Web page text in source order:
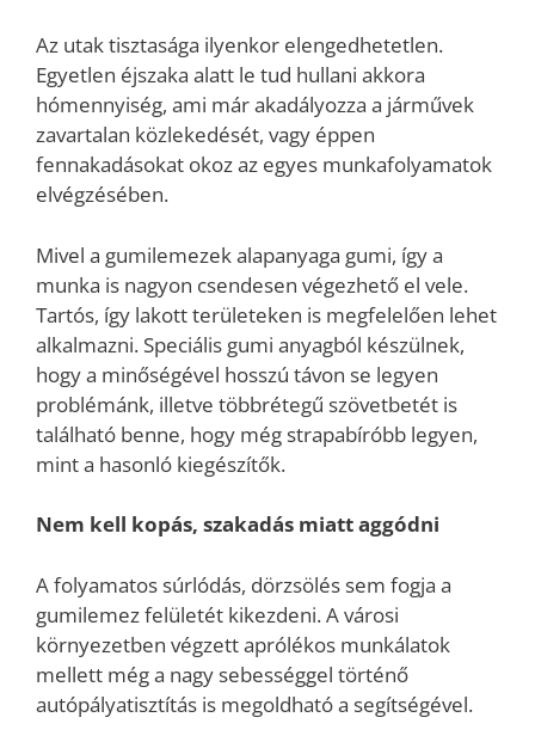
Az utak tisztasága ilyenkor elengedhetetlen.
Egyetlen éjszaka alatt le tud hullani akkora
hómennyiség, ami már akadályozza a járművek
zavartalan közlekedését, vagy éppen
fennakadásokat okoz az egyes munkafolyamatok
elvégzésében.
Mivel a gumilemezek alapanyaga gumi, így a
munka is nagyon csendesen végezhető el vele.
Tartós, így lakott területeken is megfelelően lehet
alkalmazni. Speciális gumi anyagból készülnek,
hogy a minőségével hosszú távon se legyen
problémánk, illetve többrétegű szövetbetét is
található benne, hogy még strapabíróbb legyen,
mint a hasonló kiegészítők.
Nem kell kopás, szakadás miatt aggódni
A folyamatos súrlódás, dörzsölés sem fogja a
gumilemez felületét kikezdeni. A városi
környezetben végzett aprólékos munkálatok
mellett még a nagy sebességgel történő
autópályatisztítás is megoldható a segítségével.